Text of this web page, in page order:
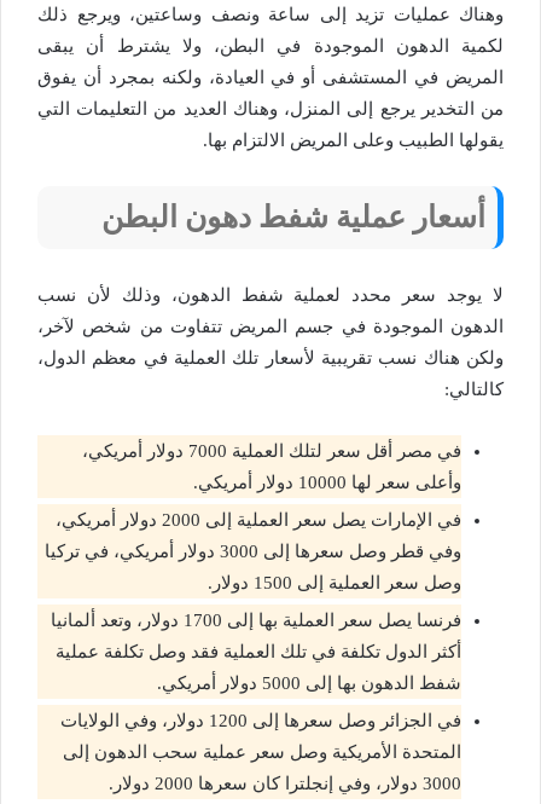
وهناك عمليات تزيد إلى ساعة ونصف وساعتين، ويرجع ذلك
لكمية الدهون الموجودة في البطن، ولا يشترط أن يبقى
المريض في المستشفى أو في العيادة، ولكنه بمجرد أن يفوق
من التخدير يرجع إلى المنزل، وهناك العديد من التعليمات التي
يقولها الطبيب وعلى المريض الالتزام بها.
أسعار عملية شفط دهون البطن
لا يوجد سعر محدد لعملية شفط الدهون، وذلك لأن نسب
الدهون الموجودة في جسم المريض تتفاوت من شخص لآخر،
ولكن هناك نسب تقريبية لأسعار تلك العملية في معظم الدول،
كالتالي:
في مصر أقل سعر لتلك العملية 7000 دولار أمريكي،
وأعلى سعر لها 10000 دولار أمريكي.
في الإمارات يصل سعر العملية إلى 2000 دولار أمريكي،
وفي قطر وصل سعرها إلى 3000 دولار أمريكي، في تركيا
وصل سعر العملية إلى 1500 دولار.
فرنسا يصل سعر العملية بها إلى 1700 دولار، وتعد ألمانيا
أكثر الدول تكلفة في تلك العملية فقد وصل تكلفة عملية
شفط الدهون بها إلى 5000 دولار أمريكي.
في الجزائر وصل سعرها إلى 1200 دولار، وفي الولايات
المتحدة الأمريكية وصل سعر عملية سحب الدهون إلى
3000 دولار، وفي إنجلترا كان سعرها 2000 دولار.